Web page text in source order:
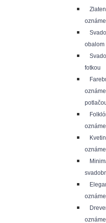
obalom
fotkou